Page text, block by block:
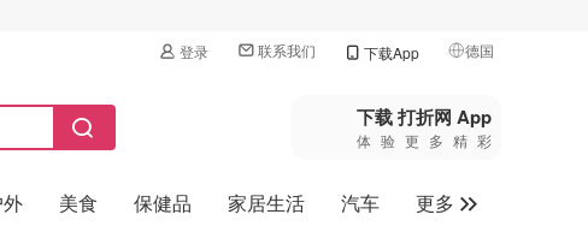
登录 联系我们 下载App 德国
🇺🇸美国
🇨🇳中国
🇨🇦加拿大
下载 打折网 App
体验更多精彩
美食 保健品 家居生活 汽车
更多